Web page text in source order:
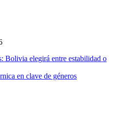
Bolivia elegirá entre estabilidad o
en clave de géneros